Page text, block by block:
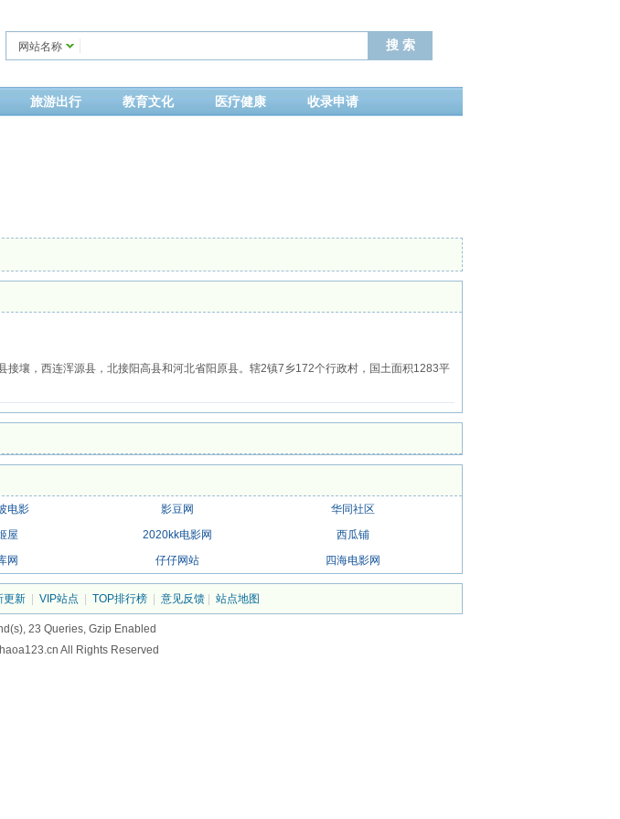
网站名称
旅游出行 教育文化 医疗健康 收录申请
壤，西连浑源县，北接阳高县和河北省阳原县。辖2镇7乡172个行政村，国土面积1283平
电影 影豆网
华同社区
屋 2020kk电影网
西瓜铺
网 仔仔网站 四海电影网
更新 VIP站点 TOP排行榜 意见反馈 站点地图
23 Queries, Gzip Enabled
All Rights Reserved